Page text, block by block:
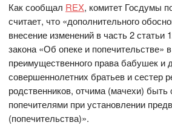
Как сообщал REX, комитет Госдумы
считает, что «дополнительного
внесение изменений в часть 2 статьи
закона «Об опеке и попечительстве»
преимущественного права бабушек и
совершеннолетних братьев и сестер
родственников, отчима (мачехи) быть
попечителями при установлении
(попечительства)».